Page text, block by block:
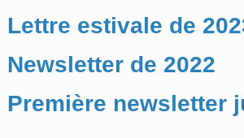
Lettre estivale de
Newsletter de 2022
Première newsletter